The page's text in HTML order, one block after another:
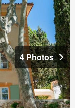
4 Photos